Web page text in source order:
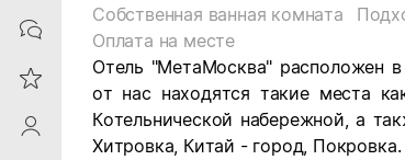
Contacts
Reviews
ProfileSaby
Собственная ванная комната
Оплата на месте
Отель "МетаМосква" расположен
от нас находятся такие места
Котельнической набережной, а
Хитровка, Китай - город, Покровка.